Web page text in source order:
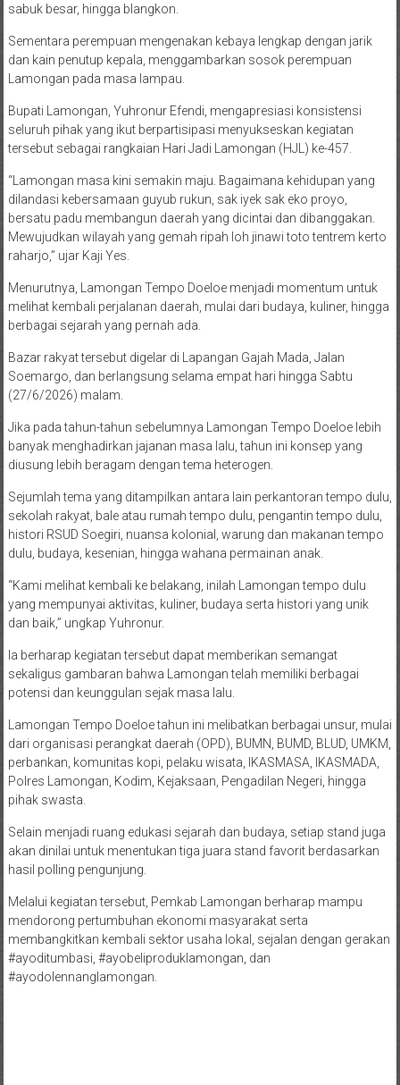
sabuk besar, hingga blangkon.
Sementara perempuan mengenakan kebaya lengkap dengan jarik
dan kain penutup kepala, menggambarkan sosok perempuan
Lamongan pada masa lampau.
Bupati Lamongan, Yuhronur Efendi, mengapresiasi konsistensi
seluruh pihak yang ikut berpartisipasi menyukseskan kegiatan
tersebut sebagai rangkaian Hari Jadi Lamongan (HJL) ke-457.
“Lamongan masa kini semakin maju. Bagaimana kehidupan yang
dilandasi kebersamaan guyub rukun, sak iyek sak eko proyo,
bersatu padu membangun daerah yang dicintai dan dibanggakan.
Mewujudkan wilayah yang gemah ripah loh jinawi toto tentrem kerto
raharjo,” ujar Kaji Yes.
Menurutnya, Lamongan Tempo Doeloe menjadi momentum untuk
melihat kembali perjalanan daerah, mulai dari budaya, kuliner, hingga
berbagai sejarah yang pernah ada.
Bazar rakyat tersebut digelar di Lapangan Gajah Mada, Jalan
Soemargo, dan berlangsung selama empat hari hingga Sabtu
(27/6/2026) malam.
Jika pada tahun-tahun sebelumnya Lamongan Tempo Doeloe lebih
banyak menghadirkan jajanan masa lalu, tahun ini konsep yang
diusung lebih beragam dengan tema heterogen.
Sejumlah tema yang ditampilkan antara lain perkantoran tempo dulu,
sekolah rakyat, bale atau rumah tempo dulu, pengantin tempo dulu,
histori RSUD Soegiri, nuansa kolonial, warung dan makanan tempo
dulu, budaya, kesenian, hingga wahana permainan anak.
“Kami melihat kembali ke belakang, inilah Lamongan tempo dulu
yang mempunyai aktivitas, kuliner, budaya serta histori yang unik
dan baik,” ungkap Yuhronur.
Ia berharap kegiatan tersebut dapat memberikan semangat
sekaligus gambaran bahwa Lamongan telah memiliki berbagai
potensi dan keunggulan sejak masa lalu.
Lamongan Tempo Doeloe tahun ini melibatkan berbagai unsur, mulai
dari organisasi perangkat daerah (OPD), BUMN, BUMD, BLUD, UMKM,
perbankan, komunitas kopi, pelaku wisata, IKASMASA, IKASMADA,
Polres Lamongan, Kodim, Kejaksaan, Pengadilan Negeri, hingga
pihak swasta.
Selain menjadi ruang edukasi sejarah dan budaya, setiap stand juga
akan dinilai untuk menentukan tiga juara stand favorit berdasarkan
hasil polling pengunjung.
Melalui kegiatan tersebut, Pemkab Lamongan berharap mampu
mendorong pertumbuhan ekonomi masyarakat serta
membangkitkan kembali sektor usaha lokal, sejalan dengan gerakan
#ayoditumbasi, #ayobeliproduklamongan, dan
#ayodolennanglamongan.